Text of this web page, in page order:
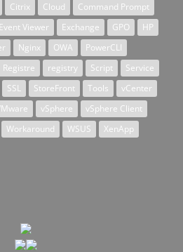
Citrix Cloud
Command Prompt
Event Viewer Exchange GPO
HP
Nginx OWA
PowerCLI
Registre registry Script
Service
SSL StoreFront Tools
vCenter
vSphere
vSphere Client
Workaround WSUS
XenApp